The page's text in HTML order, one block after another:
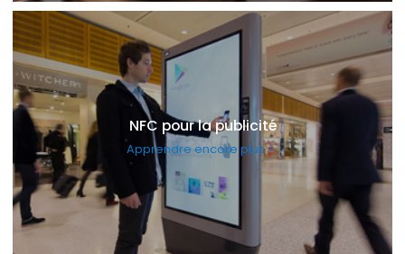
NFC pour la publicité
Apprendre encore plus